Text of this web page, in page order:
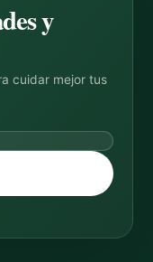
y
cuidar mejor tus